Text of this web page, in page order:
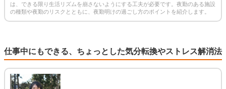
は、できる限り生活リズムを崩さないようにする工夫が必要です。夜勤のある施設
の種類や夜勤のリスクとともに、夜勤明けの過ごし方のポイントを紹介します。
仕事中にもできる、ちょっとした気分転換やストレス解消法